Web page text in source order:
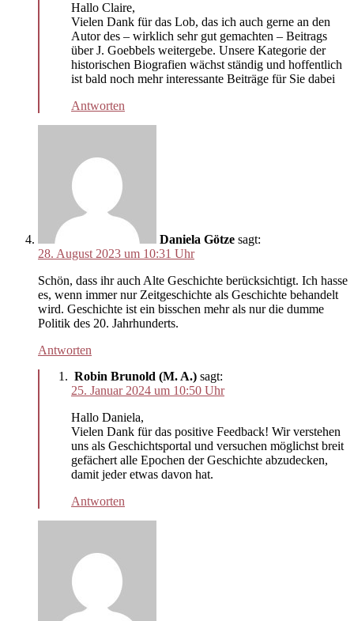
Hallo Claire,
Vielen Dank für das Lob, das ich auch gerne an den
Autor des – wirklich sehr gut gemachten – Beitrags
über J. Goebbels weitergebe. Unsere Kategorie der
historischen Biografien wächst ständig und hoffentlich
ist bald noch mehr interessante Beiträge für Sie dabei
Antworten
Daniela Götze sagt:
28. August 2023 um 10:31 Uhr
Schön, dass ihr auch Alte Geschichte berücksichtigt. Ich hasse
es, wenn immer nur Zeitgeschichte als Geschichte behandelt
wird. Geschichte ist ein bisschen mehr als nur die dumme
Politik des 20. Jahrhunderts.
Antworten
Robin Brunold (M. A.) sagt:
25. Januar 2024 um 10:50 Uhr
Hallo Daniela,
Vielen Dank für das positive Feedback! Wir verstehen
uns als Geschichtsportal und versuchen möglichst breit
gefächert alle Epochen der Geschichte abzudecken,
damit jeder etwas davon hat.
Antworten